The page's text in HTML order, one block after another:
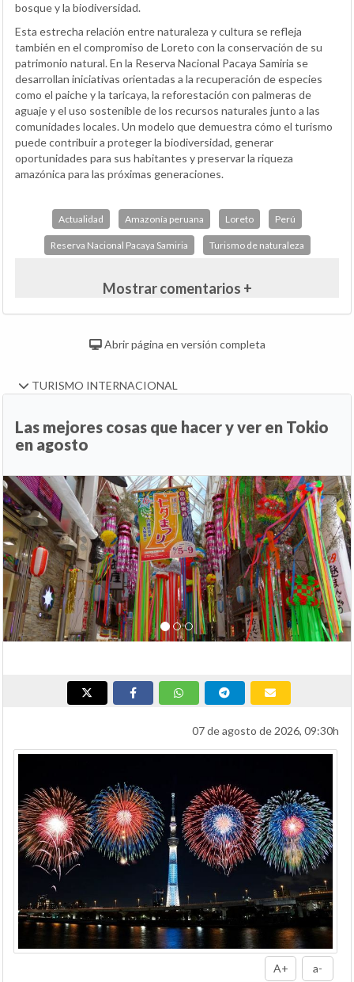
bosque y la biodiversidad.
Esta estrecha relación entre naturaleza y cultura se refleja
también en el compromiso de Loreto con la conservación de su
patrimonio natural. En la Reserva Nacional Pacaya Samiria se
desarrollan iniciativas orientadas a la recuperación de especies
como el paiche y la taricaya, la reforestación con palmeras de
aguaje y el uso sostenible de los recursos naturales junto a las
comunidades locales. Un modelo que demuestra cómo el turismo
puede contribuir a proteger la biodiversidad, generar
oportunidades para sus habitantes y preservar la riqueza
amazónica para las próximas generaciones.
Actualidad Amazonía peruana Loreto Perú
Reserva Nacional Pacaya Samiria Turismo de naturaleza
Mostrar comentarios +
Abrir página en versión completa
TURISMO INTERNACIONAL
Las mejores cosas que hacer y ver en Tokio
en agosto
Anterior
07 de agosto de 2026, 09:30h
A+ a-